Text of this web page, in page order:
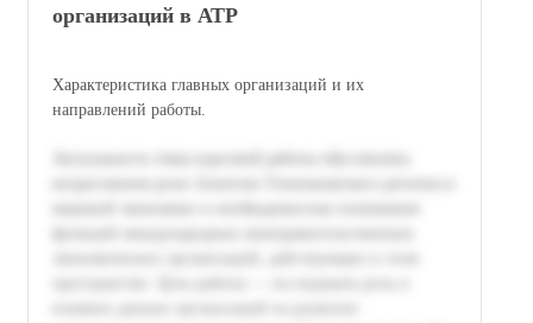
организаций в АТР
Характеристика главных организаций и их
направлений работы.